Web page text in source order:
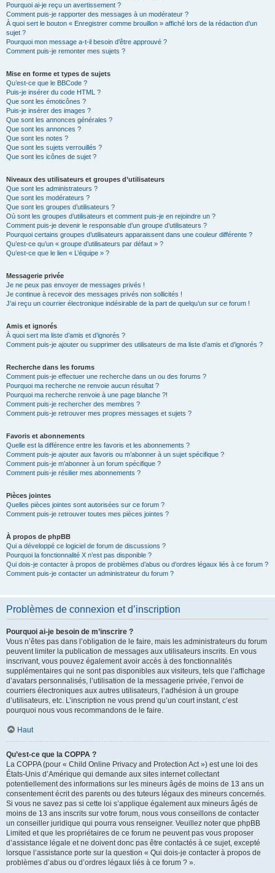
Pourquoi ai-je reçu un avertissement ?
Comment puis-je rapporter des messages à un modérateur ?
À quoi sert le bouton « Enregistrer comme brouillon » affiché lors de la rédaction d’un
sujet ?
Pourquoi mon message a-t-il besoin d’être approuvé ?
Comment puis-je remonter mes sujets ?
Mise en forme et types de sujets
Qu’est-ce que le BBCode ?
Puis-je insérer du code HTML ?
Que sont les émoticônes ?
Puis-je insérer des images ?
Que sont les annonces générales ?
Que sont les annonces ?
Que sont les notes ?
Que sont les sujets verrouillés ?
Que sont les icônes de sujet ?
Niveaux des utilisateurs et groupes d’utilisateurs
Que sont les administrateurs ?
Que sont les modérateurs ?
Que sont les groupes d’utilisateurs ?
Où sont les groupes d’utilisateurs et comment puis-je en rejoindre un ?
Comment puis-je devenir le responsable d’un groupe d’utilisateurs ?
Pourquoi certains groupes d’utilisateurs apparaissent dans une couleur différente ?
Qu’est-ce qu’un « groupe d’utilisateurs par défaut » ?
Qu’est-ce que le lien « L’équipe » ?
Messagerie privée
Je ne peux pas envoyer de messages privés !
Je continue à recevoir des messages privés non sollicités !
J’ai reçu un courrier électronique indésirable de la part de quelqu’un sur ce forum !
Amis et ignorés
À quoi sert ma liste d’amis et d’ignorés ?
Comment puis-je ajouter ou supprimer des utilisateurs de ma liste d’amis et d’ignorés ?
Recherche dans les forums
Comment puis-je effectuer une recherche dans un ou des forums ?
Pourquoi ma recherche ne renvoie aucun résultat ?
Pourquoi ma recherche renvoie à une page blanche ?!
Comment puis-je rechercher des membres ?
Comment puis-je retrouver mes propres messages et sujets ?
Favoris et abonnements
Quelle est la différence entre les favoris et les abonnements ?
Comment puis-je ajouter aux favoris ou m’abonner à un sujet spécifique ?
Comment puis-je m’abonner à un forum spécifique ?
Comment puis-je résilier mes abonnements ?
Pièces jointes
Quelles pièces jointes sont autorisées sur ce forum ?
Comment puis-je retrouver toutes mes pièces jointes ?
À propos de phpBB
Qui a développé ce logiciel de forum de discussions ?
Pourquoi la fonctionnalité X n’est pas disponible ?
Qui dois-je contacter à propos de problèmes d’abus ou d’ordres légaux liés à ce forum ?
Comment puis-je contacter un administrateur du forum ?
Problèmes de connexion et d’inscription
Pourquoi ai-je besoin de m’inscrire ?
Vous n’êtes pas dans l’obligation de le faire, mais les administrateurs du forum
peuvent limiter la publication de messages aux utilisateurs inscrits. En vous
inscrivant, vous pouvez également avoir accès à des fonctionnalités
supplémentaires qui ne sont pas disponibles aux visiteurs, tels que l’affichage
d’avatars personnalisés, l’utilisation de la messagerie privée, l’envoi de
courriers électroniques aux autres utilisateurs, l’adhésion à un groupe
d’utilisateurs, etc. L’inscription ne vous prend qu’un court instant, c’est
pourquoi nous vous recommandons de le faire.
Haut
Qu’est-ce que la COPPA ?
La COPPA (pour « Child Online Privacy and Protection Act ») est une loi des
États-Unis d’Amérique qui demande aux sites internet collectant
potentiellement des informations sur les mineurs âgés de moins de 13 ans un
consentement écrit des parents ou des tuteurs légaux des mineurs concernés.
Si vous ne savez pas si cette loi s’applique également aux mineurs âgés de
moins de 13 ans inscrits sur votre forum, nous vous conseillons de contacter
un conseiller juridique qui pourra vous renseigner. Veuillez noter que phpBB
Limited et que les propriétaires de ce forum ne peuvent pas vous proposer
d’assistance légale et ne doivent donc pas être contactés à ce sujet, excepté
lorsque l’assistance porte sur la question « Qui dois-je contacter à propos de
problèmes d’abus ou d’ordres légaux liés à ce forum ? ».